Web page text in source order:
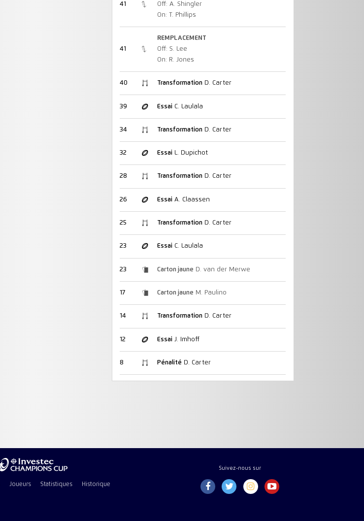
41
Off: A. Shingler
On: T. Phillips
41
REMPLACEMENT
Off: S. Lee
On: R. Jones
40 TransformationD. Carter
39 EssaiC. Laulala
34 TransformationD. Carter
32 EssaiL. Dupichot
28 TransformationD. Carter
26 EssaiA. Claassen
25 TransformationD. Carter
23 EssaiC. Laulala
23 Carton jaune D. van der Merwe
17 Carton jaune M. Paulino
14 TransformationD. Carter
12 EssaiJ. Imhoff
8 Pénalité D. Carter
Joueurs Statistiques Historique
Suivez-nous sur